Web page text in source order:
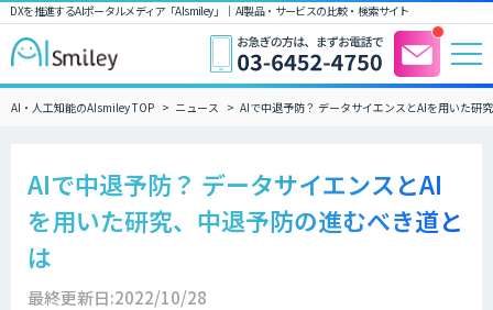
DXを推進するAIポータルメディア「AIsmiley」｜ AI製品・サービスの比較・検索サイト
AI・人工知能のAIsmiley TOP ニュース AIで中退予防？ データサイエンスとAIを用いた研
AIで中退予防？ データサイエンスとAI
を用いた研究、中退予防の進むべき道と
は
最終更新日:2022/10/28